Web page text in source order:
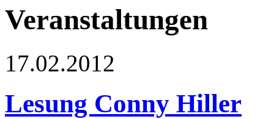
Veranstaltungen
17.02.2012
Lesung Conny Hiller